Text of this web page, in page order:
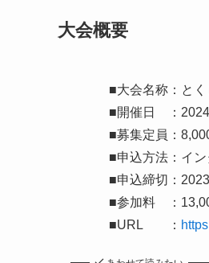
大会概要
■大会名称：と
■開催日 ：2024
■募集定員：
■申込方法：イ
■申込締切：
■参加料 ：
■URL ：